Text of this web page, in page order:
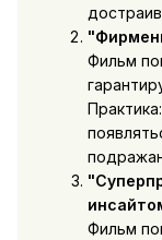
Фильм
Фильм